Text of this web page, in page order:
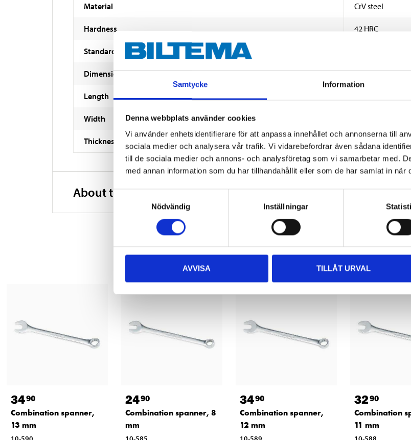
Samtycke Information
Denna webbplats använder cookies
Vi använder enhetsidentifierare för att anpassa innehållet och annonserna till
sociala medier och analysera vår trafik. Vi vidarebefordrar även sådana
till de sociala medier och annons- och analysföretag som vi samarbetar med.
med annan information som du har tillhandahållit eller som de har samlat in när
Nödvändig
Inställningar
AVVISA TILLÅT URVAL
Material CrV steel
Hardness 42 HRC
Standard
Dimensions
Length
Width
Thickness 7,9 mm
About the manufacturer
Other customers also
3490
Combination spanner,
13 mm
2490
Combination spanner, 8
mm
3490
Combination spanner,
12 mm
3290
Combination
11 mm